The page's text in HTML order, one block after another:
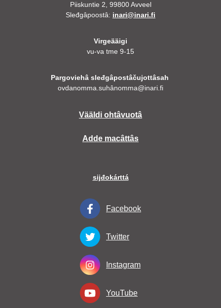
Piiskuntie 2, 99800 Avveel
Sleđgâpoostâ: inari@inari.fi
Virgeääigi
vu-va tme 9-15
Pargoviehâ sleđgâpostâčujottâsah
ovdanomma.suhânomma@inari.fi
Vääldi ohtâvuotâ
Adde macâttâs
sijđokárttá
Facebook
Twitter
Instagram
YouTube